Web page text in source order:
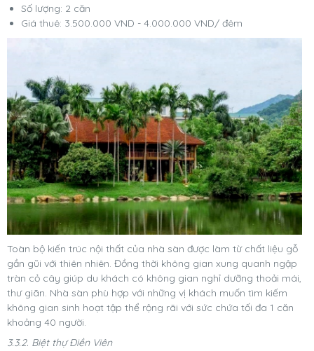
Số lượng: 2 căn
Giá thuê: 3.500.000 VND - 4.000.000 VND/ đêm
Toàn bộ kiến trúc nội thất của nhà sàn được làm từ chất liệu gỗ
gần gũi với thiên nhiên. Đồng thời không gian xung quanh ngập
tràn cỏ cây giúp du khách có không gian nghỉ dưỡng thoải mái,
thư giãn. Nhà sàn phù hợp với những vị khách muốn tìm kiếm
không gian sinh hoạt tập thể rộng rãi với sức chứa tối đa 1 căn
khoảng 40 người.
3.3.2. Biệt thự Điền Viên